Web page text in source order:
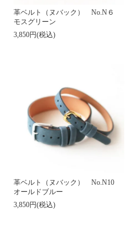
革ベルト（ヌバック） No.N６
モスグリーン
3,850円(税込)
革ベルト（ヌバック） No.N10
オールドブルー
3,850円(税込)